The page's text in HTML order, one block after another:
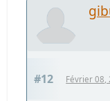
#12 Février 08,